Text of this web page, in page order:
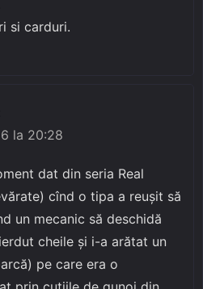
si carduri.
la 20:28
dat din seria Real
cînd o tipa a reuşit să
un mecanic să deschidă
cheile şi i-a arătat un
pe care era o